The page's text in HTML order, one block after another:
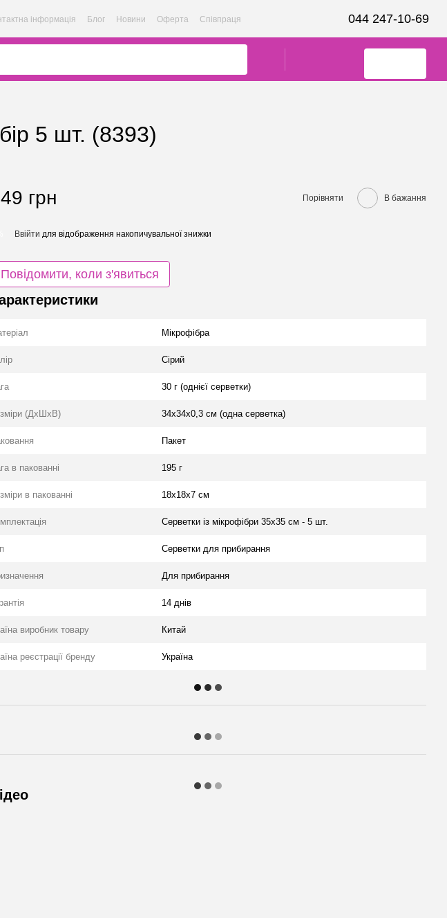
інформація Блог Новини Оферта Співпраця 044 247-10-69
5 шт. (8393)
грн Порівняти В бажання
Ввійти для відображення накопичувальної знижки
Повідомити, коли з'явиться
Мікрофібра
Сірий
30 г (однієї серветки)
(ДхШхВ) 34x34x0,3 см (одна серветка)
Пакет
в пакованні 195 г
в пакованні 18х18х7 см
Серветки із мікрофібри 35х35 см - 5 шт.
Серветки для прибирання
Для прибирання
14 днів
виробник товару Китай
реєстрації бренду Україна